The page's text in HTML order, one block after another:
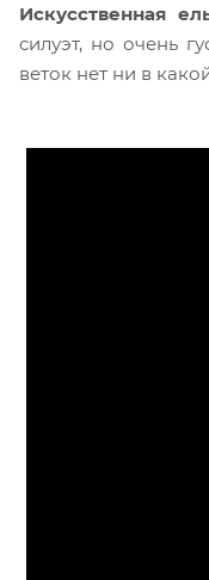
Искусственная
силуэт, но очень
веток нет ни в